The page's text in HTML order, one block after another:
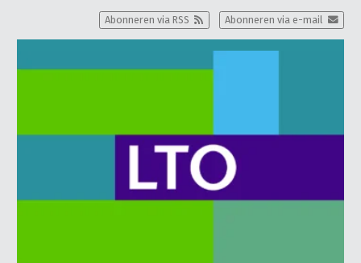
Abonneren via e-mail
Abonneren via RSS